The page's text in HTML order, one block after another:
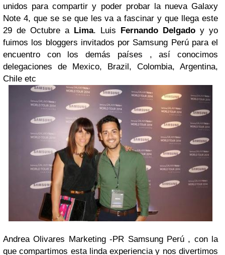
unidos para compartir y poder probar la nueva Galaxy
Note 4, que se se que les va a fascinar y que llega este
29 de Octubre a Lima. Luis Fernando Delgado y yo
fuimos los bloggers invitados por Samsung Perú para el
encuentro con los demás países , así conocimos
delegaciones de Mexico, Brazil, Colombia, Argentina,
Chile etc
Andrea Olivares Marketing -PR Samsung Perú , con la
que compartimos esta linda experiencia y nos divertimos